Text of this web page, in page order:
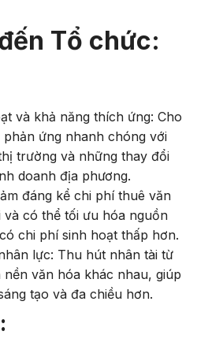
Tổ chức:
và khả năng thích ứng: Cho
phản ứng nhanh chóng với
trường và những thay đổi
doanh địa phương.
đáng kể chi phí thuê văn
và có thể tối ưu hóa nguồn
chi phí sinh hoạt thấp hơn.
lực: Thu hút nhân tài từ
nền văn hóa khác nhau, giúp
tạo và đa chiều hơn.